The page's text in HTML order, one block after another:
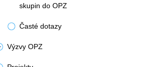
skupin do OPZ
Časté dotazy
Výzvy OPZ